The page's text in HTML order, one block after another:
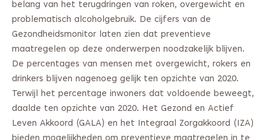
belang van het terugdringen van roken, overgewicht en
problematisch alcoholgebruik. De cijfers van de
Gezondheidsmonitor laten zien dat preventieve
maatregelen op deze onderwerpen noodzakelijk blijven.
De percentages van mensen met overgewicht, rokers en
drinkers blijven nagenoeg gelijk ten opzichte van 2020.
Terwijl het percentage inwoners dat voldoende beweegt,
daalde ten opzichte van 2020. Het Gezond en Actief
Leven Akkoord (GALA) en het Integraal Zorgakkoord (IZA)